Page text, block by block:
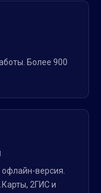
Более 900
версия.
2ГИС и